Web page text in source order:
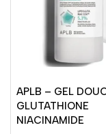
APLB – GEL
GLUTATHIONE
NIACINAMIDE